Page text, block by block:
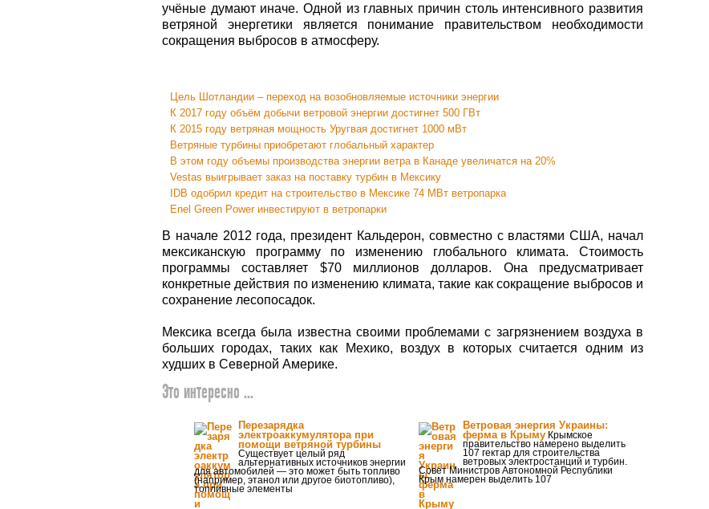
учёные думают иначе. Одной из главных причин столь интенсивного развития
ветряной энергетики является понимание правительством необходимости
сокращения выбросов в атмосферу.
Цель Шотландии – переход на возобновляемые источники энергии
К 2017 году объём добычи ветровой энергии достигнет 500 ГВт
К 2015 году ветряная мощность Уругвая достигнет 1000 мВт
Ветряные турбины приобретают глобальный характер
В этом году объемы производства энергии ветра в Канаде увеличатся на 20%
Vestas выигрывает заказ на поставку турбин в Мексику
IDB одобрил кредит на строительство в Мексике 74 МВт ветропарка
Enel Green Power инвестируют в ветропарки
В начале 2012 года, президент Кальдерон, совместно с властями США, начал
мексиканскую программу по изменению глобального климата. Стоимость
программы составляет $70 миллионов долларов. Она предусматривает
конкретные действия по изменению климата, такие как сокращение выбросов и
сохранение лесопосадок.
Мексика всегда была известна своими проблемами с загрязнением воздуха в
больших городах, таких как Мехико, воздух в которых считается одним из
худших в Северной Америке.
Это интересно ...
Перезарядка
электроаккумулятора при
помощи ветряной турбины
Существует целый ряд
альтернативных источников энергии
для автомобилей — это может быть топливо
(например, этанол или другое биотопливо),
топливные элементы
Ветровая энергия Украины:
ферма в Крыму Крымское
правительство намерено выделить
107 гектар для строительства
ветровых электростанций и турбин.
Совет Министров Автономной Республики
Крым намерен выделить 107